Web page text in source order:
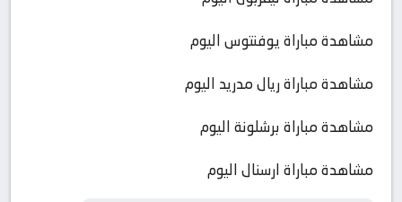
مشاهدة مباراة يوفنتوس اليوم
مشاهدة مباراة ريال مدريد اليوم
مشاهدة مباراة برشلونة اليوم
مشاهدة مباراة ارسنال اليوم